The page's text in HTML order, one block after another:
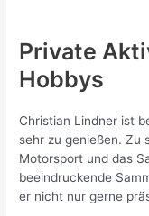
Private
Hobbys
Christian Lindner ist
sehr zu genießen. Zu
Motorsport und das
beeindruckende
er nicht nur gerne